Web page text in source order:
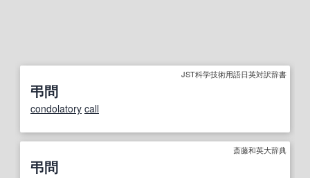
JST科学技術用語日英対訳辞書
弔問
condolatory call
斎藤和英大辞典
弔問